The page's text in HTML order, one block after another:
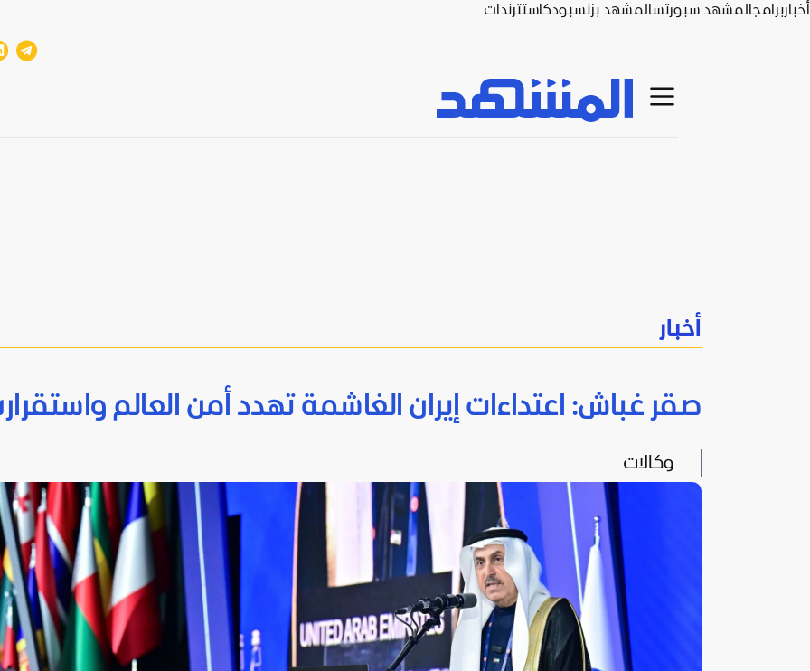
أخباربرامجالمشهد سبورتسالمشهد بزنسبودكاستترندات
أخبار
صقر غباش: اعتداءات إيران الغاشمة تهدد أمن العالم
وكالات